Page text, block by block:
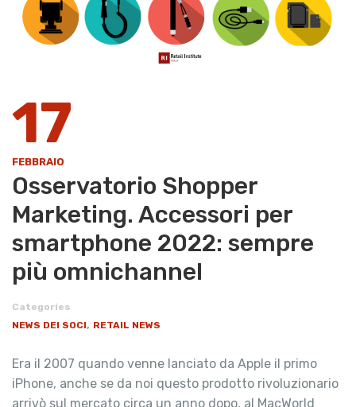
17
FEBBRAIO
Osservatorio Shopper
Marketing. Accessori per
smartphone 2022: sempre
più omnichannel
Categories
NEWS DEI SOCI, RETAIL NEWS
Era il 2007 quando venne lanciato da Apple il primo
iPhone, anche se da noi questo prodotto rivoluzionario
arrivò sul mercato circa un anno dopo, al MacWorld